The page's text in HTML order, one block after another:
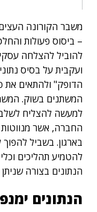
משבר הקורונה
– ביסוס פעולות
להוביל להצלחה
ועקבית על בסיס
הדופק" ולהתאים את
המשתנים בשוק.
למעשה להצליח לשלב
החברה, אשר
בארגון. בשביל
להטמיע תהליכים
הנתונים בצורה
הנתונים